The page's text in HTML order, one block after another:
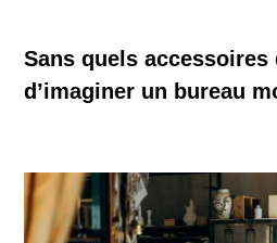
Sans quels
d’imaginer un bureau